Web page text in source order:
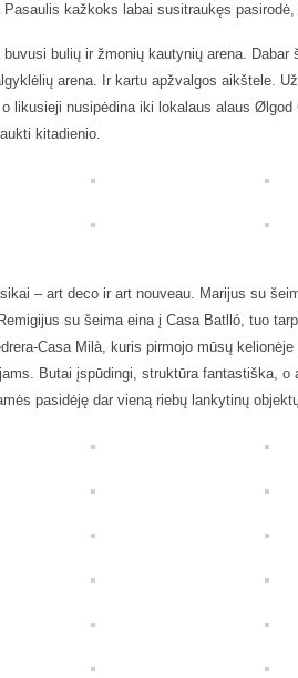
kažkoks labai susitraukęs
bulių ir žmonių kautynių arena. Dabar
arena. Ir kartu apžvalgos aikštele.
likusieji nusipėdina iki lokalaus alaus
kitadienio.
– art deco ir art nouveau. Marijus su
su šeima eina į Casa Batlló, tuo
Casa Milà, kuris pirmojo mūsų
Butai įspūdingi, struktūra fantastiška, o
pasidėję dar vieną riebų lankytinų